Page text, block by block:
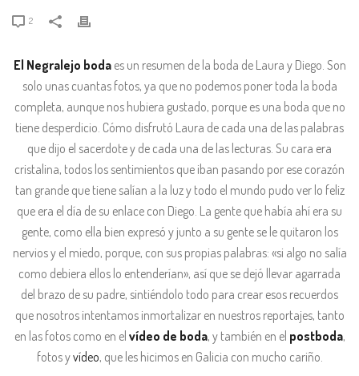
2
El Negralejo bodaes un resumen de la boda de Laura y Diego. Son
solo unas cuantas fotos, ya que no podemos poner toda la boda
completa, aunque nos hubiera gustado, porque es una boda que no
tiene desperdicio. Cómo disfrutó Laura de cada una de las palabras
que dijo el sacerdote y de cada una de las lecturas. Su cara era
cristalina, todos los sentimientos que iban pasando por ese corazón
tan grande que tiene salían a la luz y todo el mundo pudo ver lo feliz
que era el día de su enlace con Diego. La gente que había ahí era su
gente, como ella bien expresó y junto a su gente se le quitaron los
nervios y el miedo, porque, con sus propias palabras: «si algo no salía
como debiera ellos lo entenderían», así que se dejó llevar agarrada
del brazo de su padre, sintiéndolo todo para crear esos recuerdos
que nosotros intentamos inmortalizar en nuestros reportajes, tanto
en las fotos como en el vídeo de boda, y también en el postboda,
fotos yvídeo, que les hicimos en Galicia con mucho cariño.